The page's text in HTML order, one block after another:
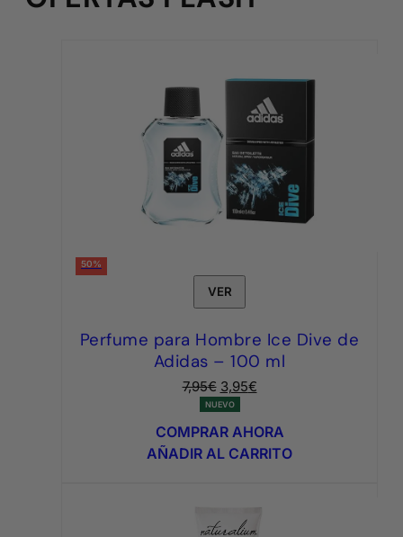
50%
VER
Perfume para Hombre Ice Dive de
Adidas – 100 ml
7,95€ El
precio
original
era:
3,95€El
actual
es:
NUEVO
COMPRAR AHORA
AÑADIR AL CARRITO